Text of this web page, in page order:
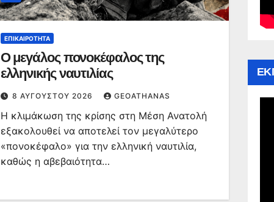
ΕΠΙΚΑΙΡΌΤΗΤΑ
Ο μεγάλος πονοκέφαλος της
ελληνικής ναυτιλίας
8 ΑΥΓΟΎΣΤΟΥ 2026 GEOATHANAS
Η κλιμάκωση της κρίσης στη Μέση Ανατολή
εξακολουθεί να αποτελεί τον μεγαλύτερο
«πονοκέφαλο» για την ελληνική ναυτιλία,
καθώς η αβεβαιότητα…